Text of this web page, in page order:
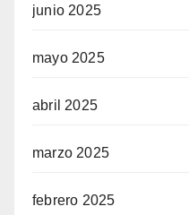
junio 2025
mayo 2025
abril 2025
marzo 2025
febrero 2025